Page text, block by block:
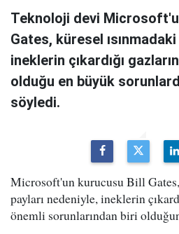
Teknoloji devi
Gates, küresel
ineklerin çıkardığı
olduğu en büyük
söyledi.
Microsoft'un kurucusu Bill
payları nedeniyle, ineklerin
önemli sorunlarından biri